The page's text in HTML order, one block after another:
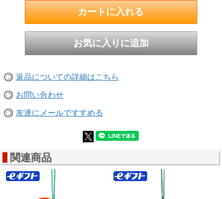
短冊サイズ：24cm X 4.5cm
重さ：約0.1kg
材質：鉄鋳物
返品についての詳細はこちら
お問い合わせ
友達にメールですすめる
関連商品